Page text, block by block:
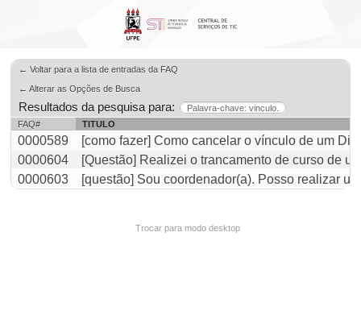
← Voltar para a lista de entradas da FAQ
← Alterar as Opções de Busca
Resultados da pesquisa para:
Palavra-chave: vinculo.
FAQ#
TITULO
0000589
[como fazer] Como cancelar o vínculo de um
0000604
[Questão] Realizei o trancamento de curso de
0000603
[questão] Sou coordenador(a). Posso realizar
Trocar para modo desktop